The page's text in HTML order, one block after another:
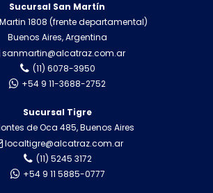
Sucursal San Martín
1808 (frente departamental)
Buenos Aires, Argentina
sanmartin@alcatraz.com.ar
(11) 6078-3950
+54 9 11-3688-2752
Sucursal Tigre
de Oca 485, Buenos Aires
localtigre@alcatraz.com.ar
(11) 5245 3172
+54 9 11 5885-0777